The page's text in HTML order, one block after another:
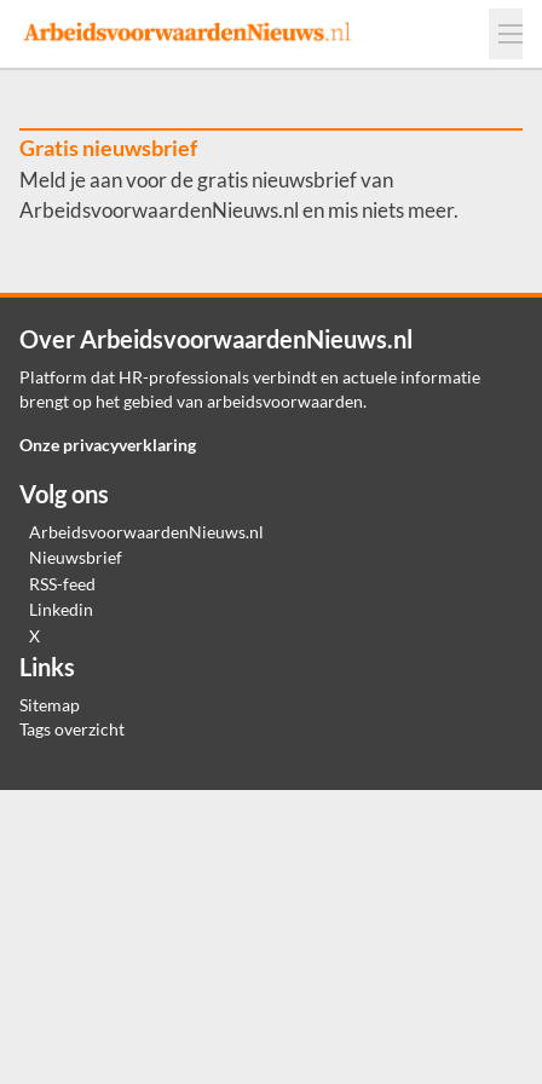
Events
Adverteren
Werkgevers
Contact
Gratis nieuwsbrief
Meld je aan voor de gratis nieuwsbrief van
ArbeidsvoorwaardenNieuws.nl en mis niets meer.
Over ArbeidsvoorwaardenNieuws.nl
Platform dat HR-professionals verbindt en actuele informatie
brengt op het gebied van arbeidsvoorwaarden.
Onze privacyverklaring
Volg ons
ArbeidsvoorwaardenNieuws.nl
Nieuwsbrief
RSS-feed
Linkedin
X
Links
Sitemap
Tags overzicht